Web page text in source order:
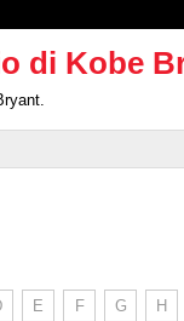
di Kobe
E F G H